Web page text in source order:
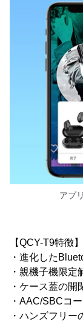
アプ
【QCY-T9特徴】
・進化した
・親機子機限
・ケース蓋の
・AAC/SBCコ
・ハンズフリ